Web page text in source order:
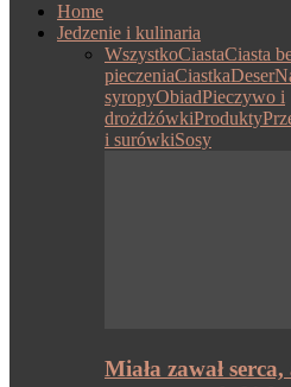
Home
Jedzenie i kulinaria
WszystkoCiastaCiasta
pieczeniaCiastkaDeser
syropyObiadPieczywo i
drożdżówkiProdukty
i surówkiSosy
Miała zawał